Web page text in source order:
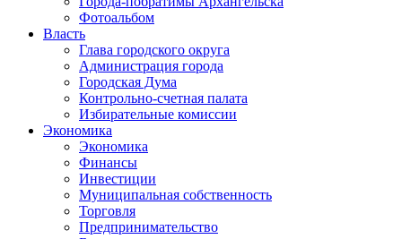
Фотоальбом
Власть
Глава городского округа
Администрация города
Городская Дума
Контрольно-счетная палата
Избирательные комиссии
Экономика
Экономика
Финансы
Инвестиции
Муниципальная собственность
Торговля
Предпринимательство